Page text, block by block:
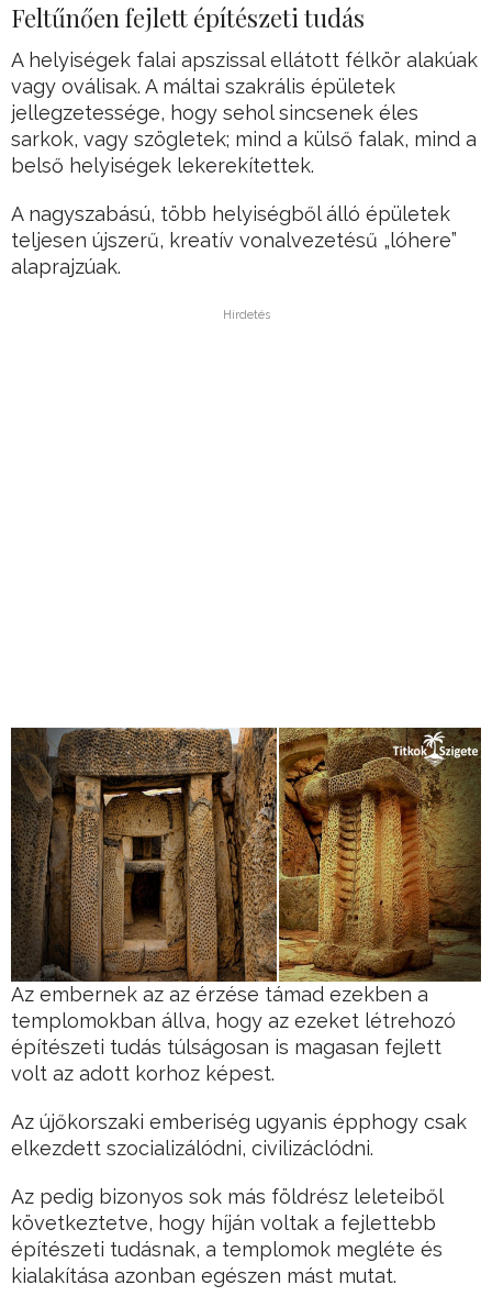
Feltűnően fejlett építészeti tudás
A helyiségek falai apszissal ellátott félkör alakúak
vagy oválisak. A máltai szakrális épületek
jellegzetessége, hogy sehol sincsenek éles
sarkok, vagy szögletek; mind a külső falak, mind a
belső helyiségek lekerekítettek.
A nagyszabású, több helyiségből álló épületek
teljesen újszerű, kreatív vonalvezetésű „lóhere”
alaprajzúak.
Hirdetés
Az embernek az az érzése támad ezekben a
templomokban állva, hogy az ezeket létrehozó
építészeti tudás túlságosan is magasan fejlett
volt az adott korhoz képest.
Az újőkorszaki emberiség ugyanis épphogy csak
elkezdett szocializálódni, civilizáclódni.
Az pedig bizonyos sok más földrész leleteiből
következtetve, hogy híján voltak a fejlettebb
építészeti tudásnak, a templomok megléte és
kialakítása azonban egészen mást mutat.